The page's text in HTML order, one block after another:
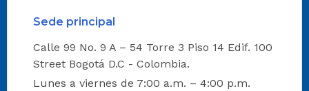
Sede principal
Calle 99 No. 9 A – 54 Torre 3 Piso 14 Edif. 100
Street Bogotá D.C - Colombia.
Lunes a viernes de 7:00 a.m. – 4:00 p.m.